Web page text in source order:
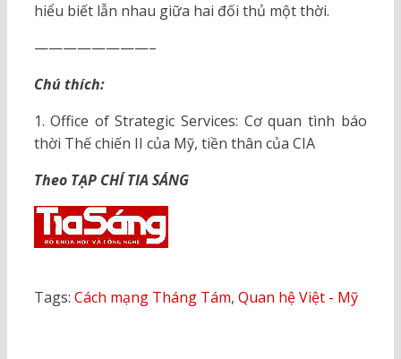
hiểu biết lẫn nhau giữa hai đối thủ một thời.
————————–
Chú thích:
1. Office of Strategic Services: Cơ quan tình báo
thời Thế chiến II của Mỹ, tiền thân của CIA
Theo TẠP CHÍ TIA SÁNG
Tags: Cách mạng Tháng Tám, Quan hệ Việt - Mỹ